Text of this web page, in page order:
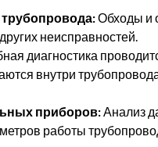
Обходы и
неисправностей.
диагностика
внутри
приборов:Анализ
работы